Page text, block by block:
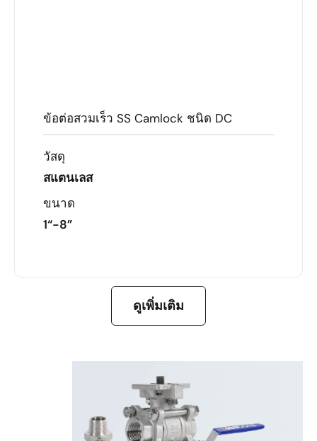
ข้อต่อสวมเร็ว SS Camlock ชนิด DC
วัสดุ
สแตนเลส
ขนาด
1“-8”
เรียนรู้เพิ่มเติม
ดูเพิ่มเติม